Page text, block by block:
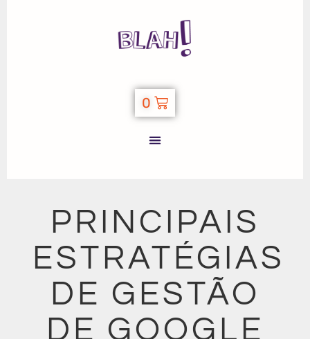
0
PRINCIPAIS
ESTRATÉGIAS
DE GESTÃO
DE GOOGLE